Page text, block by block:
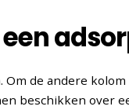
Om de andere
beschikken over